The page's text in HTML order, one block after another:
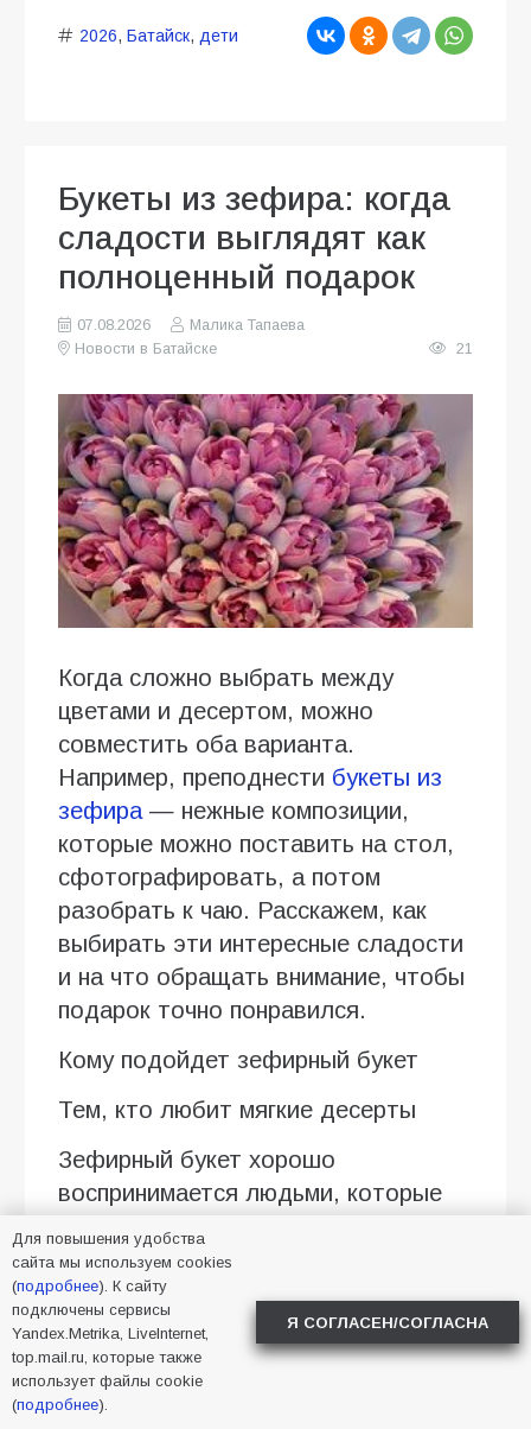
2026, Батайск, дети
Букеты из зефира: когда
сладости выглядят как
полноценный подарок
07.08.2026
Малика Тапаева
Новости в Батайске
21
Когда сложно выбрать между
цветами и десертом, можно
совместить оба варианта.
Например, преподнести букеты из
зефира— нежные композиции,
которые можно поставить на стол,
сфотографировать, а потом
разобрать к чаю. Расскажем, как
выбирать эти интересные сладости
и на что обращать внимание, чтобы
подарок точно понравился.
Кому подойдет зефирный букет
Тем, кто любит мягкие десерты
Зефирный букет хорошо
воспринимается людьми, которые
выбирают легкие сладости вместо
плотных тортов с кремом. В
композиции могут быть ванильные,
ягодные, сливочные оттенки вкуса,
а еще пастельная гамма: белый,
нежно-розовый, персиковый,
Для повышения удобства
сайта мы используем cookies
(подробнее). К сайту
подключены сервисы
Yandex.Metrika, LiveInternet,
top.mail.ru, которые также
использует файлы cookie
(подробнее).
Я СОГЛАСЕН/СОГЛАСНА